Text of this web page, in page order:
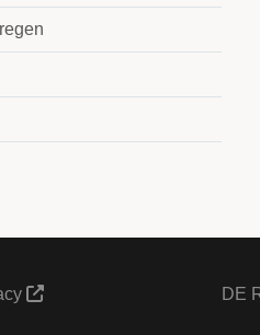
DE